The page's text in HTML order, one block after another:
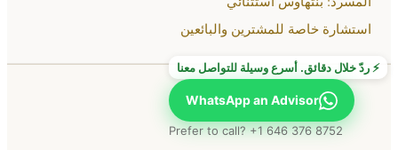
استشارة خاصة للمشترين والبائعين
⚡ ردّ خلال دقائق. أسرع وسيلة للتواصل معنا
WhatsApp an Advisor
Prefer to call? +1 646 376 8752